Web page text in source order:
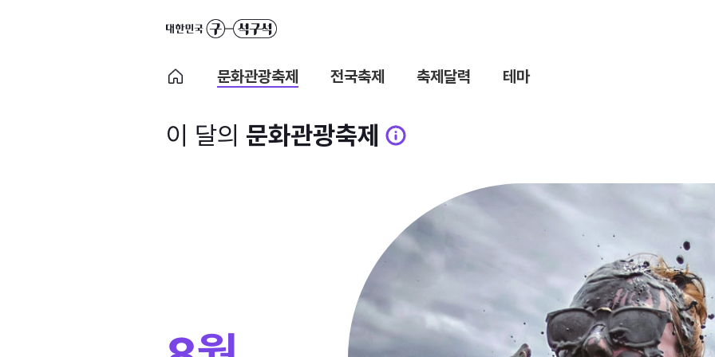
문화관광축제 전국축제 축제달력 테마
이 달의 문화관광축제